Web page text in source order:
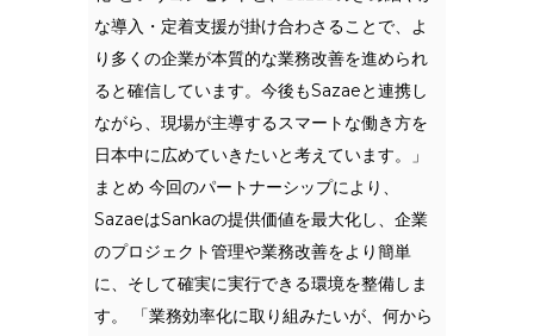
な導入・定着支援が掛け合わさることで、よ
り多くの企業が本質的な業務改善を進められ
ると確信しています。今後もSazaeと連携し
ながら、現場が主導するスマートな働き方を
日本中に広めていきたいと考えています。」
まとめ 今回のパートナーシップにより、
SazaeはSankaの提供価値を最大化し、企業
のプロジェクト管理や業務改善をより簡単
に、そして確実に実行できる環境を整備しま
す。 「業務効率化に取り組みたいが、何から